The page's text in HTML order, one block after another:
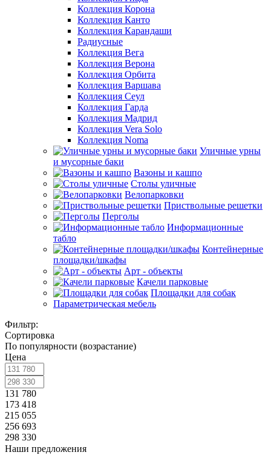
Коллекция Корона
Коллекция Канто
Коллекция Карандаши
Радиусные
Коллекция Вега
Коллекция Верона
Коллекция Орбита
Коллекция Варшава
Коллекция Сеул
Коллекция Гарда
Коллекция Мадрид
Коллекция Vera Solo
Коллекция Noma
Уличные урны
и мусорные баки
Вазоны и кашпо
Столы уличные
Велопарковки
Приствольные решетки
Перголы
Информационные
табло
Контейнерные
площадки/шкафы
Арт - объекты
Качели парковые
Площадки для собак
Параметрическая мебель
Фильтр:
Сортировка
По популярности (возрастание)
Цена
131 780
173 418
215 055
256 693
298 330
Наши предложения